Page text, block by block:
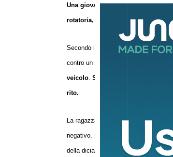
Una giovane conducente di 19
rotatoria, terminando la propria
Secondo i primi rilievi effettuati dagli
contro un albero adiacente.
veicolo. Sul posto è intervenuta
rito.
La ragazza è stata sottoposta ai test
negativo. Data la violenza
della diciannovenne e trasportarla in